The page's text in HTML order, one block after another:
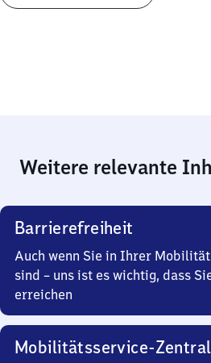
Weitere relevante
Barrierefreiheit
Auch wenn Sie in Ihrer
sind – uns ist es wichtig, dass
erreichen
Mobilitätsservice-